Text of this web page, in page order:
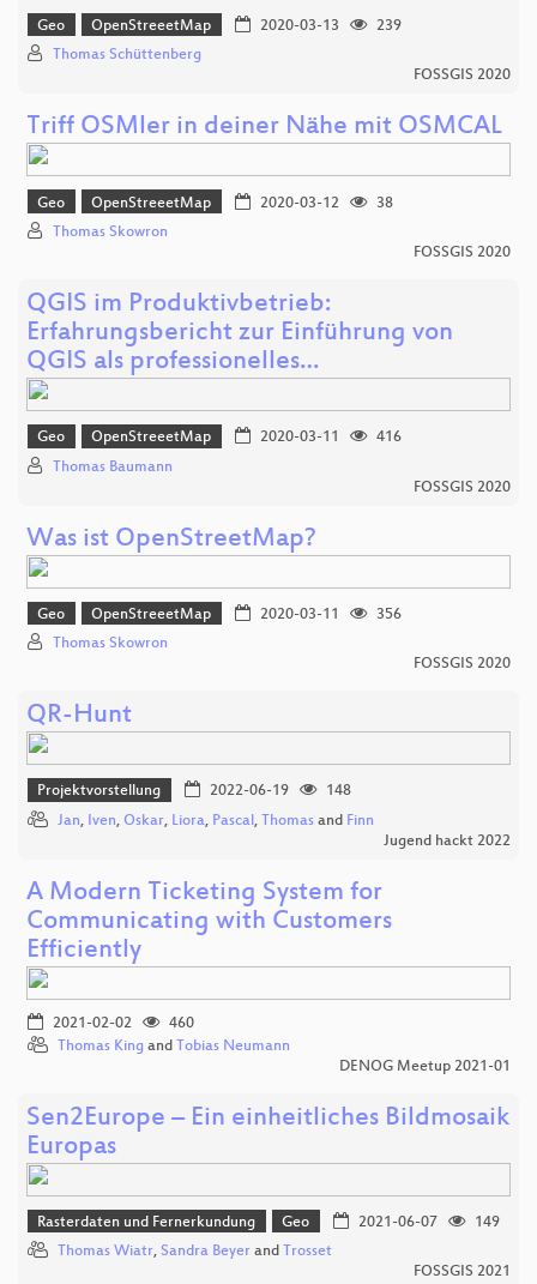
Geo OpenStreeetMap 2020-03-13
239
Thomas Schüttenberg
FOSSGIS 2020
Triff OSMler in deiner Nähe mit OSMCAL
Geo OpenStreeetMap 2020-03-12
38
Thomas Skowron
FOSSGIS 2020
QGIS im Produktivbetrieb:
Erfahrungsbericht zur Einführung von
QGIS als professionelles…
Geo OpenStreeetMap 2020-03-11
416
Thomas Baumann
FOSSGIS 2020
Was ist OpenStreetMap?
Geo OpenStreeetMap 2020-03-11
356
Thomas Skowron
FOSSGIS 2020
QR-Hunt
Projektvorstellung 2022-06-19
148
Jan, Iven, Oskar, Liora, Pascal , Thomas and Finn
Jugend hackt 2022
A Modern Ticketing System for
Communicating with Customers
Efficiently
2021-02-02
460
Thomas King and Tobias Neumann
DENOG Meetup 2021-01
Sen2Europe – Ein einheitliches Bildmosaik
Europas
Rasterdaten und Fernerkundung Geo 2021-06-07
149
Thomas Wiatr, Sandra Beyer and Trosset
FOSSGIS 2021